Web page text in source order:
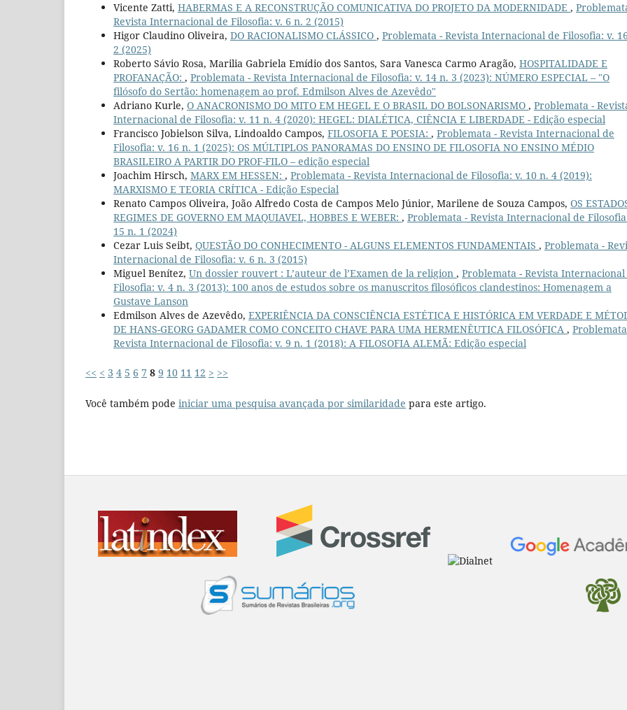
Vicente Zatti, HABERMAS E A RECONSTRUÇÃO COMUNICATIVA DO PROJETO DA MODERNIDADE ,
Revista Internacional de Filosofia: v. 6 n. 2 (2015)
Higor Claudino Oliveira, DO RACIONALISMO CLÁSSICO , Problemata - Revista Internacional de Filosofia: v.
2 (2025)
Roberto Sávio Rosa, Marilia Gabriela Emídio dos Santos, Sara Vanesca Carmo Aragão, HOSPITALIDADE E
PROFANAÇÃO: , Problemata - Revista Internacional de Filosofia: v. 14 n. 3 (2023): NÚMERO ESPECIAL – "O
filósofo do Sertão: homenagem ao prof. Edmilson Alves de Azevêdo"
Adriano Kurle, O ANACRONISMO DO MITO EM HEGEL E O BRASIL DO BOLSONARISMO , Problemata -
Internacional de Filosofia: v. 11 n. 4 (2020): HEGEL: DIALÉTICA, CIÊNCIA E LIBERDADE - Edição especial
Francisco Jobielson Silva, Lindoaldo Campos, FILOSOFIA E POESIA: , Problemata - Revista Internacional de
Filosofia: v. 16 n. 1 (2025): OS MÚLTIPLOS PANORAMAS DO ENSINO DE FILOSOFIA NO ENSINO MÉDIO
BRASILEIRO A PARTIR DO PROF-FILO – edição especial
Joachim Hirsch, MARX EM HESSEN: , Problemata - Revista Internacional de Filosofia: v. 10 n. 4 (2019):
MARXISMO E TEORIA CRÍTICA - Edição Especial
Renato Campos Oliveira, João Alfredo Costa de Campos Melo Júnior, Marilene de Souza Campos, OS
REGIMES DE GOVERNO EM MAQUIAVEL, HOBBES E WEBER: , Problemata - Revista Internacional de
15 n. 1 (2024)
Cezar Luis Seibt, QUESTÃO DO CONHECIMENTO - ALGUNS ELEMENTOS FUNDAMENTAIS , Problemata -
Internacional de Filosofia: v. 6 n. 3 (2015)
Miguel Benítez, Un dossier rouvert : L’auteur de l’Examen de la religion , Problemata - Revista
Filosofia: v. 4 n. 3 (2013): 100 anos de estudos sobre os manuscritos filosóficos clandestinos: Homenagem a
Gustave Lanson
Edmilson Alves de Azevêdo, EXPERIÊNCIA DA CONSCIÊNCIA ESTÉTICA E HISTÓRICA EM VERDADE E
DE HANS-GEORG GADAMER COMO CONCEITO CHAVE PARA UMA HERMENÊUTICA FILOSÓFICA ,
Revista Internacional de Filosofia: v. 9 n. 1 (2018): A FILOSOFIA ALEMÃ: Edição especial
<< < 3 4 5 6 7 8 9 10 11 12 > >>
Você também pode iniciar uma pesquisa avançada por similaridade para este artigo.